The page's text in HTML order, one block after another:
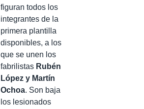
figuran todos los
integrantes de la
primera plantilla
disponibles, a los
que se unen los
fabrilistas Rubén
López y Martín
Ochoa. Son baja
los lesionados